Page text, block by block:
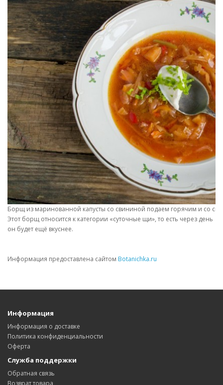
Борщ из маринованной капусты со свининой подаем горячим и со
Этот борщ относится к категории «суточные щи», то есть через день
он будет ещё вкуснее.
Информация предоставлена сайтом Botanichka.ru
Информация
Информация о доставке
Политика конфиденциальности
Оферта
Служба поддержки
Обратная связь
Возврат товара